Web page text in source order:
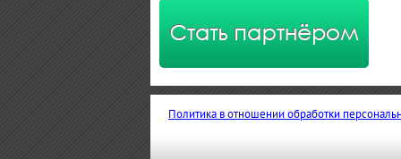
Политика в отношении обработки